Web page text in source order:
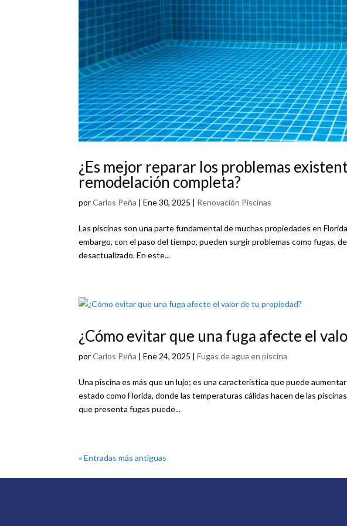
¿Es mejor reparar los problemas
remodelación completa?
porCarlos Peña |Ene 30, 2025 | Renovación Piscinas
Las piscinas son una parte fundamental de muchas propiedades en
embargo, con el paso del tiempo, pueden surgir problemas como fugas,
desactualizado. En este...
¿Cómo evitar que una fuga afecte el
porCarlos Peña |Ene 24, 2025 |Fugas de agua en piscina
Una piscina es más que un lujo; es una característica que puede
estado como Florida, donde las temperaturas cálidas hacen de las
que presenta fugas puede...
« Entradas más antiguas